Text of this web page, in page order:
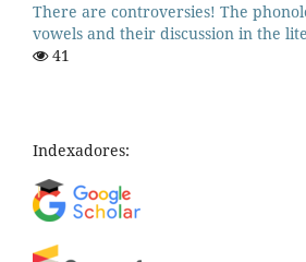
There are controversies! The
vowels and their discussion in the
41
Indexadores: